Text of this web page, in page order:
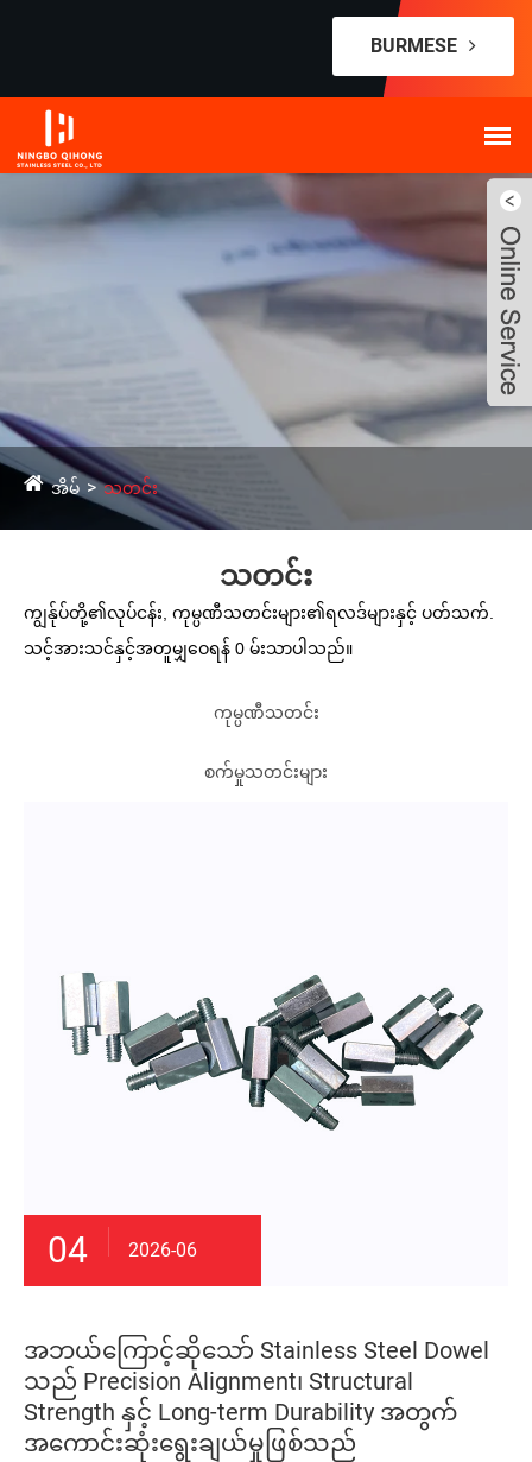
BURMESE
အိမ် သတင်း
သတင်း
ကျွန်ုပ်တို့၏လုပ်ငန်း, ကုမ္ပဏီသတင်းများ၏ရလဒ်များနှင့် ပတ်သက်.
သင့်အားသင်နှင့်အတူမျှဝေရန် 0 မ်းသာပါသည်။
ကုမ္ပဏီသတင်း
စက်မှုသတင်းများ
04 2026-06
အဘယ်ကြောင့်ဆိုသော် Stainless Steel Dowel
သည် Precision Alignment၊ Structural
Strength နှင့် Long-term Durability အတွက်
အကောင်းဆုံးရွေးချယ်မှုဖြစ်သည်